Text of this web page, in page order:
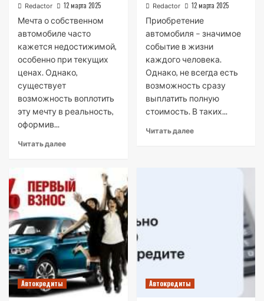
Redactor 12 марта 2025
Мечта о собственном
автомобиле часто
кажется недостижимой,
особенно при текущих
ценах. Однако,
существует
возможность воплотить
эту мечту в реальность,
оформив...
Читать далее
Redactor 12 марта 2025
Приобретение
автомобиля – значимое
событие в жизни
каждого человека.
Однако, не всегда есть
возможность сразу
выплатить полную
стоимость. В таких...
Читать далее
Автокредиты Автокредиты